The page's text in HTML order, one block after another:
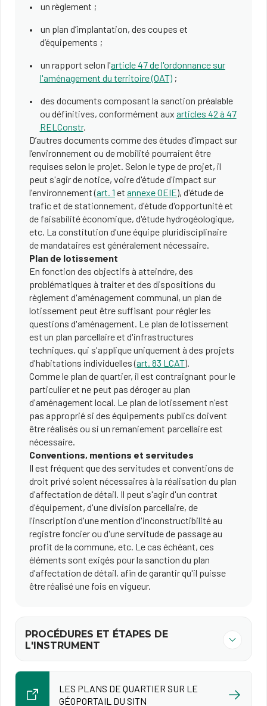
un règlement ;
un plan d’implantation, des coupes et
d’équipements ;
un rapport selon l'article 47 de l'ordonnance sur
l'aménagement du territoire (OAT);
des documents composant la sanction préalable
ou définitives, conformément aux articles 42 à 47
RELConstr.
D’autres documents comme des études d’impact sur
l’environnement ou de mobilité pourraient être
requises selon le projet. Selon le type de projet, il
peut s'agir de notice, voire d'étude d'impact sur
l'environnement (art. 1 et annexe OEIE), d'étude de
trafic et de stationnement, d'étude d'opportunité et
de faisabilité économique, d'étude hydrogéologique,
etc. La constitution d'une équipe pluridisciplinaire
de mandataires est généralement nécessaire.
Plan de lotissement
En fonction des objectifs à atteindre, des
problématiques à traiter et des dispositions du
règlement d'aménagement communal, un plan de
lotissement peut être suffisant pour régler les
questions d'aménagement. Le plan de lotissement
est un plan parcellaire et d'infrastructures
techniques, qui s'applique uniquement à des projets
d'habitations individuelles (art. 83 LCAT).
Comme le plan de quartier, il est contraignant pour le
particulier et ne peut pas déroger au plan
d'aménagement local. Le plan de lotissement n'est
pas approprié si des équipements publics doivent
être réalisés ou si un remaniement parcellaire est
nécessaire.
Conventions, mentions et servitudes
Il est fréquent que des servitudes et conventions de
droit privé soient nécessaires à la réalisation du plan
d'affectation de détail. Il peut s'agir d'un contrat
d'équipement, d'une division parcellaire, de
l'inscription d'une mention d'inconstructibilité au
registre foncier ou d'une servitude de passage au
profit de la commune, etc. Le cas échéant, ces
éléments sont exigés pour la sanction du plan
d'affectation de détail, afin de garantir qu'il puisse
être réalisé une fois en vigueur.
PROCÉDURES ET ÉTAPES DE
L'INSTRUMENT
LES PLANS DE QUARTIER SUR LE
GÉOPORTAIL DU SITN